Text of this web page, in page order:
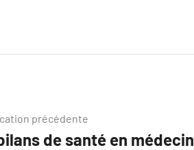
précédente
de santé en